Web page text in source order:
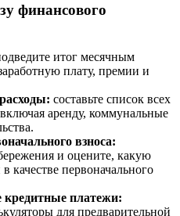
финансового
итог месячным
плату, премии и
составьте список всех
аренду, коммунальные
взноса:
и оцените, какую
качестве первоначального
платежи:
для предварительной